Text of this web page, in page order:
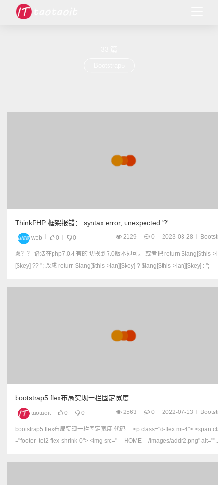
ThinkPHP 框架报错： syntax error, unexpected '?'
web 0 0 2129 0 2023-03-28
双？？ 语法在php7.0才有的 切换到7.0版本即可。 或者把 return $lang[$this->lan]
[$key] ?? ''; 改成 return $lang[$this->lan][$key] ? $lang[$this->lan][$key] : '';
bootstrap5 flex布局实现一栏固定宽度
taotaoit 0 0 2563 0 2022-07-13
bootstrap5 flex布局实现一栏固定宽度 代码： <p class="d-flex mt-4"> <span class
="footer_tel2 flex-shrink-0"> <img src="__HOME__/images/addr2.png"